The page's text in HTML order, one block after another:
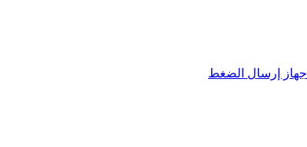
جهاز إرسال الضغط